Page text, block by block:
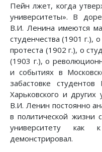
Пейн лжет, когда
университеты». В
В.И. Ленина имеются
студенчества (1901 г.),
протеста (1902 г.), о
(1903 г.), о
и событиях в
забастовке студентов
Харьковского и
В.И. Ленин постоянно
в политической жизни
университету
демонстрировал.